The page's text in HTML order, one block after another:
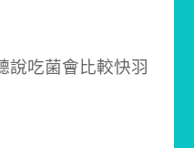
說吃菌會比較快羽